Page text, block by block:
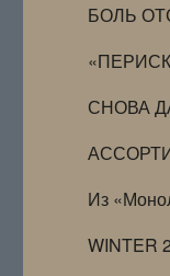
БОЛЬ
СНОВА
Из
WINTER